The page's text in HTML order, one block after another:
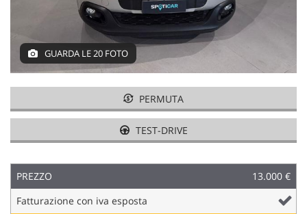
GUARDA LE 20 FOTO
PERMUTA
TEST-DRIVE
PREZZO
13.000 €
Fatturazione con iva esposta
tracciamento
per
offrire
le
funzionalità
svolgere
attività
seguito
descritte.
Per